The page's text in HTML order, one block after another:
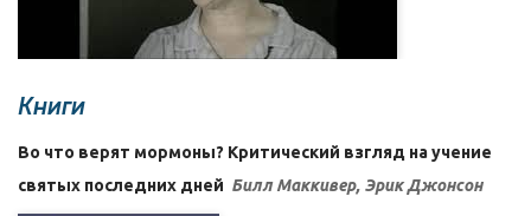
Книги
Во что верят мормоны? Критический взгляд на учение
святых последних дней Билл Маккивер, Эрик Джонсон